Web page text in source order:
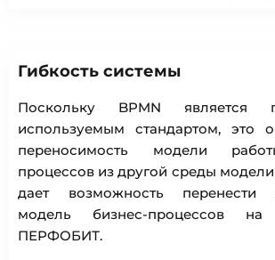
Гибкость системы
Поскольку BPMN является
используемым стандартом, это
переносимость модели
процессов из другой среды
дает возможность перенести
модель бизнес-процессов на
ПЕРФОБИТ.